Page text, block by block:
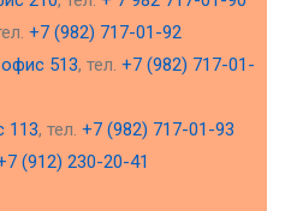
+7 (982) 717-01-92
513, тел. +7 (982) 717-01-
113, тел. +7 (982) 717-01-93
(912) 230-20-41